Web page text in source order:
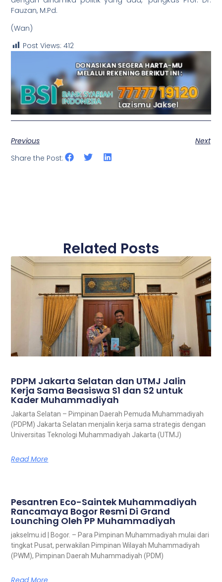
Fauzan, M.Pd.
(Wan)
Post Views: 412
Previous
Next
Share the Post:
Related Posts
PDPM Jakarta Selatan dan UTMJ Jalin
Kerja Sama Beasiswa S1 dan S2 untuk
Kader Muhammadiyah
Jakarta Selatan – Pimpinan Daerah Pemuda Muhammadiyah
(PDPM) Jakarta Selatan menjalin kerja sama strategis dengan
Universitas Teknologi Muhammadiyah Jakarta (UTMJ)
Read More
Pesantren Eco-Saintek Muhammadiyah
Rancamaya Bogor Resmi Di Grand
Lounching Oleh PP Muhammadiyah
jakselmu.id | Bogor. – Para Pimpinan Muhammadiyah mulai dari
tingkat Pusat, perwakilan Pimpinan Wilayah Muhammadiyah
(PWM), Pimpinan Daerah Muhammadiyah (PDM)
Read More